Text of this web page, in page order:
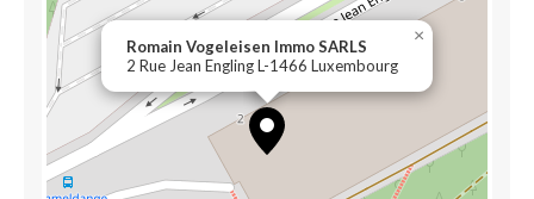
Romain Vogeleisen Immo SARLS
2 Rue Jean Engling L-1466 Luxembourg
×